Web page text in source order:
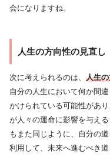
会になりますね。
人生の方向性の見直し
次に考えられるのは、 人生
自分の人生において何か間
かけられている可能性があ
が人々の運命に影響を与え
もまた同じように、自分の
利用して、未来へ進むべき道